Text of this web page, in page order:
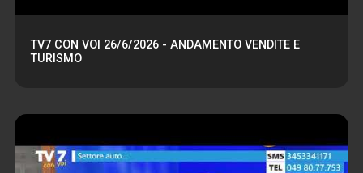
TV7 CON VOI 26/6/2026 - ANDAMENTO VENDITE E
TURISMO